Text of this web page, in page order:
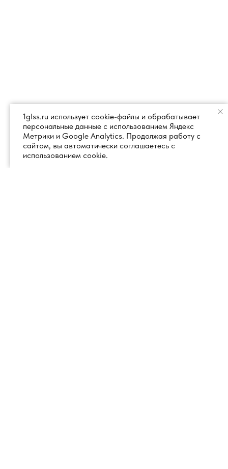
1glss.ru использует cookie-файлы и обрабатывает
персональные данные с использованием Яндекс
Метрики и Google Analytics. Продолжая работу с
сайтом, вы автоматически соглашаетесь с
использованием cookie.